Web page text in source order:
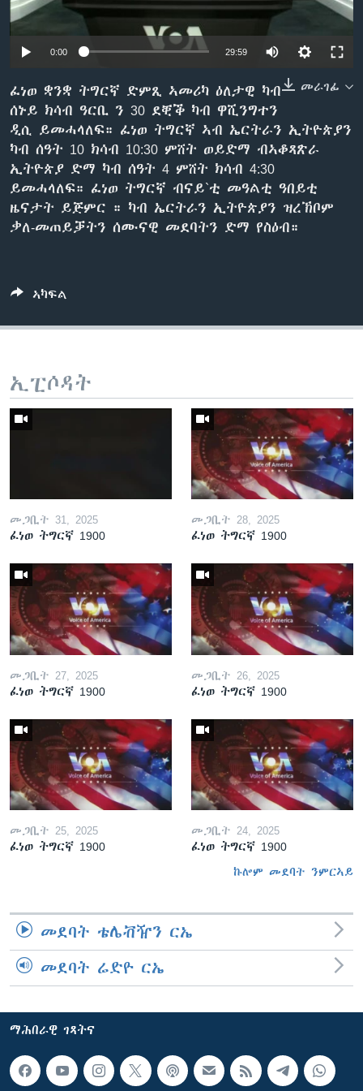
ቂሔ ጽልሚ
0:00 29:59
መራገፊ
ፈነወ ቋንቋ ትግርኛ ድምጺ ኣመሪካ ዕለታዊ ካብ
ሰኑይ ክሳብ ዓርቢ ን 30 ደቒቕ ካብ ዋሺንግተን
ዲሲ ይመሓላለፍ። ፈነወ ትግርኛ ኣብ ኤርትራን ኢትዮጵያን
ካብ ሰዓት 10 ክሳብ 10:30 ምሸት ወይድማ ብኣቆጻጽራ
ኢትዮጵያ ድማ ካብ ሰዓት 4 ምሸት ክሳብ 4:30
ይመሓላለፍ። ፈነወ ትግርኛ ብናይ`ቲ መዓልቲ ዓበይቲ
ዜናታት ይጅምር ። ካብ ኤርትራን ኢትዮጵያን ዝረኽቦም
ቃለ-መጠይቓትን ሰሙናዊ መደባትን ድማ የስዕብ።
ኣካፍል
ኢፒሶዳት
መጋቢት 31, 2025
ፈነወ ትግርኛ 1900
መጋቢት 28, 2025
ፈነወ ትግርኛ 1900
መጋቢት 27, 2025
ፈነወ ትግርኛ 1900
መጋቢት 26, 2025
ፈነወ ትግርኛ 1900
መጋቢት 25, 2025
ፈነወ ትግርኛ 1900
መጋቢት 24, 2025
ፈነወ ትግርኛ 1900
ኩሎም መደባት ንምርኣይ
መደባት ቴሌቭዥን ርኤ
መደባት ሬድዮ ርኤ
ማሕበራዊ ገጻትና